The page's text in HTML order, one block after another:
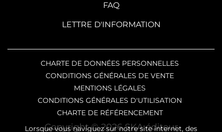
Lorsque vous naviguez sur notre site internet, des
FAQ
LETTRE D'INFORMATION
CHARTE DE DONNÉES PERSONNELLES
CONDITIONS GÉNÉRALES DE VENTE
MENTIONS LÉGALES
CONDITIONS GÉNÉRALES D'UTILISATION
CHARTE DE RÉFÉRENCEMENT
Copyright © 2026 SKA éditeur